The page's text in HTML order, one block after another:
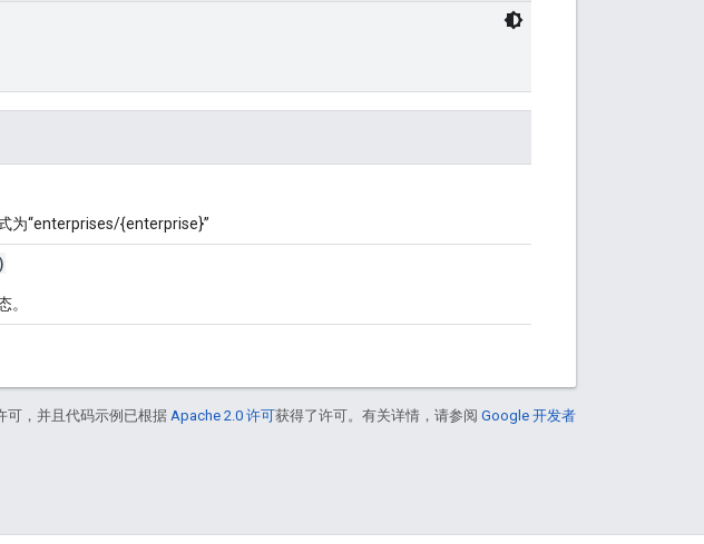
为“enterprises/{enterprise}”
)
。
可，并且代码示例已根据 Apache 2.0 许可获得了许可。有关详情，请参阅 Google 开发者